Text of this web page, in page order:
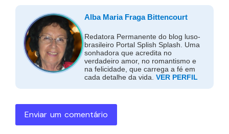
Alba Maria Fraga Bittencourt
Redatora Permanente do blog luso-
brasileiro Portal Splish Splash. Uma
sonhadora que acredita no
verdadeiro amor, no romantismo e
na felicidade, que carrega a fé em
cada detalhe da vida. VER PERFIL
Enviar um comentário